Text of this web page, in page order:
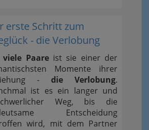
erste Schritt zum
- die Verlobung
viele Paareist sie einer der
Momente ihrer
- die Verlobung.
ist es ein langer und
Weg, bis die
Entscheidung
wird, mit dem Partner